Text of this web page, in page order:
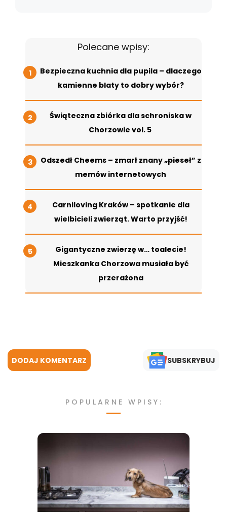
Polecane wpisy:
Bezpieczna kuchnia dla pupila – dlaczego
kamienne blaty to dobry wybór?
Świąteczna zbiórka dla schroniska w
Chorzowie vol. 5
Odszedł Cheems – zmarł znany „pieseł” z
memów internetowych
Carniloving Kraków – spotkanie dla
wielbicieli zwierząt. Warto przyjść!
Gigantyczne zwierzę w… toalecie!
Mieszkanka Chorzowa musiała być
przerażona
DODAJ KOMENTARZ SUBSKRYBUJ
POPULARNE WPISY: